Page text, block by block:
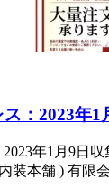
：2023年1
年1月9日収
装本舗 ) 有限